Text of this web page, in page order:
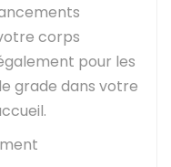
corps
pour les
grade dans votre